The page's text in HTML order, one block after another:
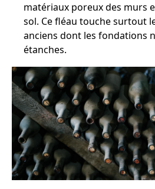
matériaux poreux des murs
sol. Ce fléau touche surtout
anciens dont les fondations
étanches.